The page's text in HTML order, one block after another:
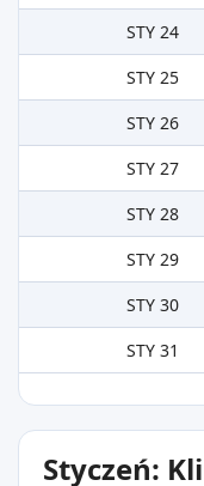
STY 24
STY 25
STY 26
STY 27
STY 28
STY 29
STY 30
STY 31
Styczeń: